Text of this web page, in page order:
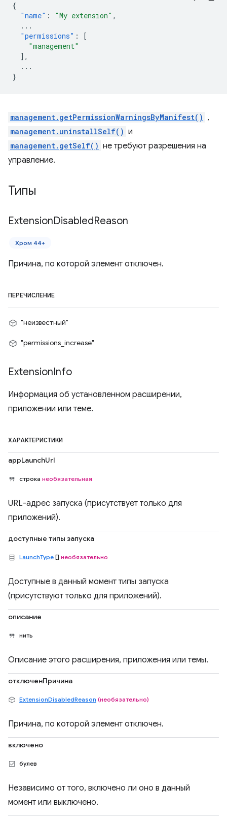
{
"name" : "My extension" ,
...
"permissions" :
[
"management"
],
...
}
management.getPermissionWarningsByManifest() ,
management.uninstallSelf() и
management.getSelf() не требуют разрешения на
управление.
Типы
ExtensionDisabledReason
Хром 44+
Причина, по которой элемент отключен.
ПЕРЕЧИСЛЕНИЕ
"неизвестный"
"permissions_increase"
ExtensionInfo
Информация об установленном расширении,
приложении или теме.
ХАРАКТЕРИСТИКИ
appLaunchUrl
строка необязательная
URL-адрес запуска (присутствует только для
приложений).
доступные типы запуска
LaunchType [] необязательно
Доступные в данный момент типы запуска
(присутствуют только для приложений).
описание
нить
Описание этого расширения, приложения или темы.
отключенПричина
ExtensionDisabledReason (необязательно)
Причина, по которой элемент отключен.
включено
булев
Независимо от того, включено ли оно в данный
момент или выключено.